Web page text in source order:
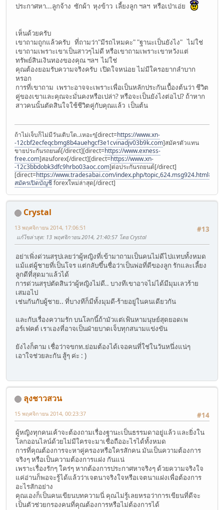
ประกาศหา...ลูกจ้าง ซักผ้า หุงข้าว เลี้ยงลูก ฯลฯ หรือเป่าเอ่ย
เห็นด้วยครับ
เขาถามถูกแล้วครับ ที่ถามว่า"มีรถไหมคะ" "ฐานะเป็นยังไง" ไม่ใช่
เขาถามเพราะเขาเป็นสาวๆไม่ดี หรือเขาถามเพราะเขาหวังแต่
ทรัพย์สินเงินทองของคุณ ฯลฯ ไม่ใช่
คุณต้องยอมรับความจริงครับ เปิดใจหน่อย ไม่มีใครอยากลำบาก
หรอก
การที่เขาถาม เพราะอาจจะเพราะเพื่อเป็นหลักประกันเบื้องต้นว่า ชีวิต
คู่ของเขาและคุณจะมั่นคงหรือเปล่า? หรือจะเป็นยังไงต่อไป? ถ้าหาก
สาวคนนั้นตัดสินใจใช้ชีวิตคู่กับคุณแล้ว เป็นต้น
ถ้าไม่เจ็บก็ไม่มีวันเติบโต..เหอะๆ[direct=https://www.xn-
-12cbf2ecfeqcbmg8b4auehgcf3e1cvinadjv03b9k.com]สมัครตัวแทน
ขายประกันรถยนต์[/direct][direct=https://www.exness-
free.com]สอนforex[/direct][direct=https://www.xn-
-12c3bbdobk3dfc9hrbo03aoc.com]ต่อประกันรถยนต์[/direct]
[direct=https://www.tradesabai.com/index.php/
สมัครเปิดบัญชีforexใหม่ล่าสุด[/direct]
Crystal
#13
13 พฤศจิกายน 2014, 17:06:51
แก้ไขล่าสุด: 13 พฤศจิกายน 2014, 21:40:57 โดย Crystal
อย่าเพิ่งด่วนสรุปเลยว่าผู้หญิงที่เข้ามาถามเป็นคนไม่ดีไปแทบทั้งหมด
แม้แต่ผู้ชายที่เป็นโจร แต่กลับขึ้นชื่อว่าเป็นพ่อที่ดีของลูก รักและเลี้ยง
ลูกดีที่สุดมาแล้วได้
การด่วนสรุปตัดสินว่าผู้หญิงไม่ดี.. บางทีเขาอาจไม่ได้มีมุมเลวร้าย
เสมอไป
เช่นกันกับผู้ชาย.. ที่บางทีก็มีทั้งมุมดี-ร้ายอยู่ในคนเดียวกัน
และกับเรื่องความรัก บนโลกนี้ถ้ามัวแต่เฟ้นหามนุษย์สุดยอดเพ
อร์เฟคต์ เราเองที่อาจเป็นฝ่ายบาดเจ็บทุกสนามแข่งขัน
ยังไงก็ตาม เชื่อว่าจขกท.ย่อมต้องได้เจอคนที่ใช่ในวันหนึ่งแน่ๆ
เอาใจช่วยละกัน สู้ๆ ค่ะ : )
ลุงชาวสวน
#14
15 พฤศจิกายน 2014, 00:23:37
ผู้หญิงทุกคนเค้าจะต้องถามเรื่องฐานะเป็นธรรมดาอยู่แล้ว และยิ่งใน
โลกออนไลน์ด้วยไม่มีใครจะมาเชื่อถืออะไรได้ทั้งหมด
การที่คุณต้องการจะหาคู่ครองหรือใครสักคน มันเป็นความต้องการ
จริงๆ หรือเป็นความต้องการแฝง กันแน่
เพราะเรื่องรักๆ ใคร่ๆ หากต้องการประกาศหาจริงๆ ด้วยความจริงใจ
แค่อ่านก็พอจะรู้ได้แล้วว่าเจตนาจริงใจหรือเจตนาแฝงเพื่อต้องการ
อะไรสักอย่าง
คุณเองก็เป็นคนเขียนบทความนี่ คุณไม่รู้เลยหรอว่าการเขียนที่ดีจะ
เป็นตัวช่วยกรองคนที่คุณต้องการหรือไม่ต้องการได้